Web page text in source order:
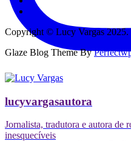
lucyvargasautora
Jornalista, tradutora e autora de
inesquecíveis
Copyright © Lucy Vargas 2025.
Glaze Blog Theme By